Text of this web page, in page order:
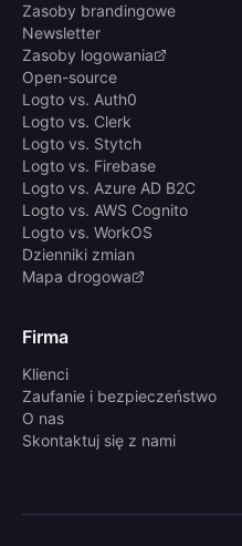
Zasoby brandingowe
Newsletter
Zasoby logowania
Open-source
Logto vs. Auth0
Logto vs. Clerk
Logto vs. Stytch
Logto vs. Firebase
Logto vs. Azure AD B2C
Logto vs. AWS Cognito
Logto vs. WorkOS
Dzienniki zmian
Mapa drogowa
Firma
Klienci
Zaufanie i bezpieczeństwo
O nas
Skontaktuj się z nami